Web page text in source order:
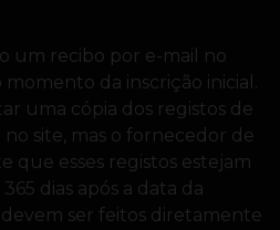
um recibo por e-mail no
da inscrição inicial.
uma cópia dos registos de
site, mas o fornecedor de
que esses registos estejam
dias após a data da
ser feitos diretamente